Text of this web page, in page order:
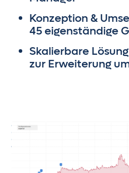
Konzeption &
45 eigenständige
Skalierbare
zur Erweiterung